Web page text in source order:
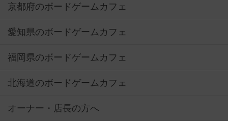
京都府のボードゲームカフェ
愛知県のボードゲームカフェ
福岡県のボードゲームカフェ
北海道のボードゲームカフェ
オーナー・店長の方へ